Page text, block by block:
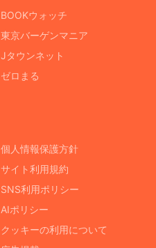
BOOKウォッチ
東京バーゲンマニア
Jタウンネット
ゼロまる
個人情報保護方針
サイト利用規約
SNS利用ポリシー
AIポリシー
クッキーの利用について